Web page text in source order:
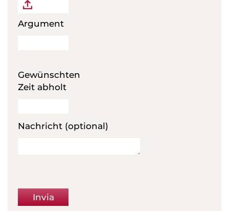
Praktikum
Argument
Gewünschten
Zeit abholt
Nachricht (optional)
Invia